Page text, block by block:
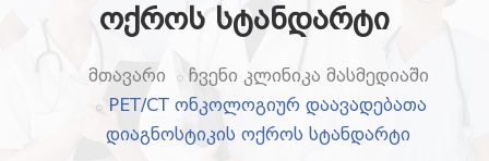
ოქროს სტანდარტი
მთავარი
ჩვენი კლინიკა მასმედიაში
PET/CT ონკოლოგიურ დაავადებათა
დიაგნოსტიკის ოქროს სტანდარტი